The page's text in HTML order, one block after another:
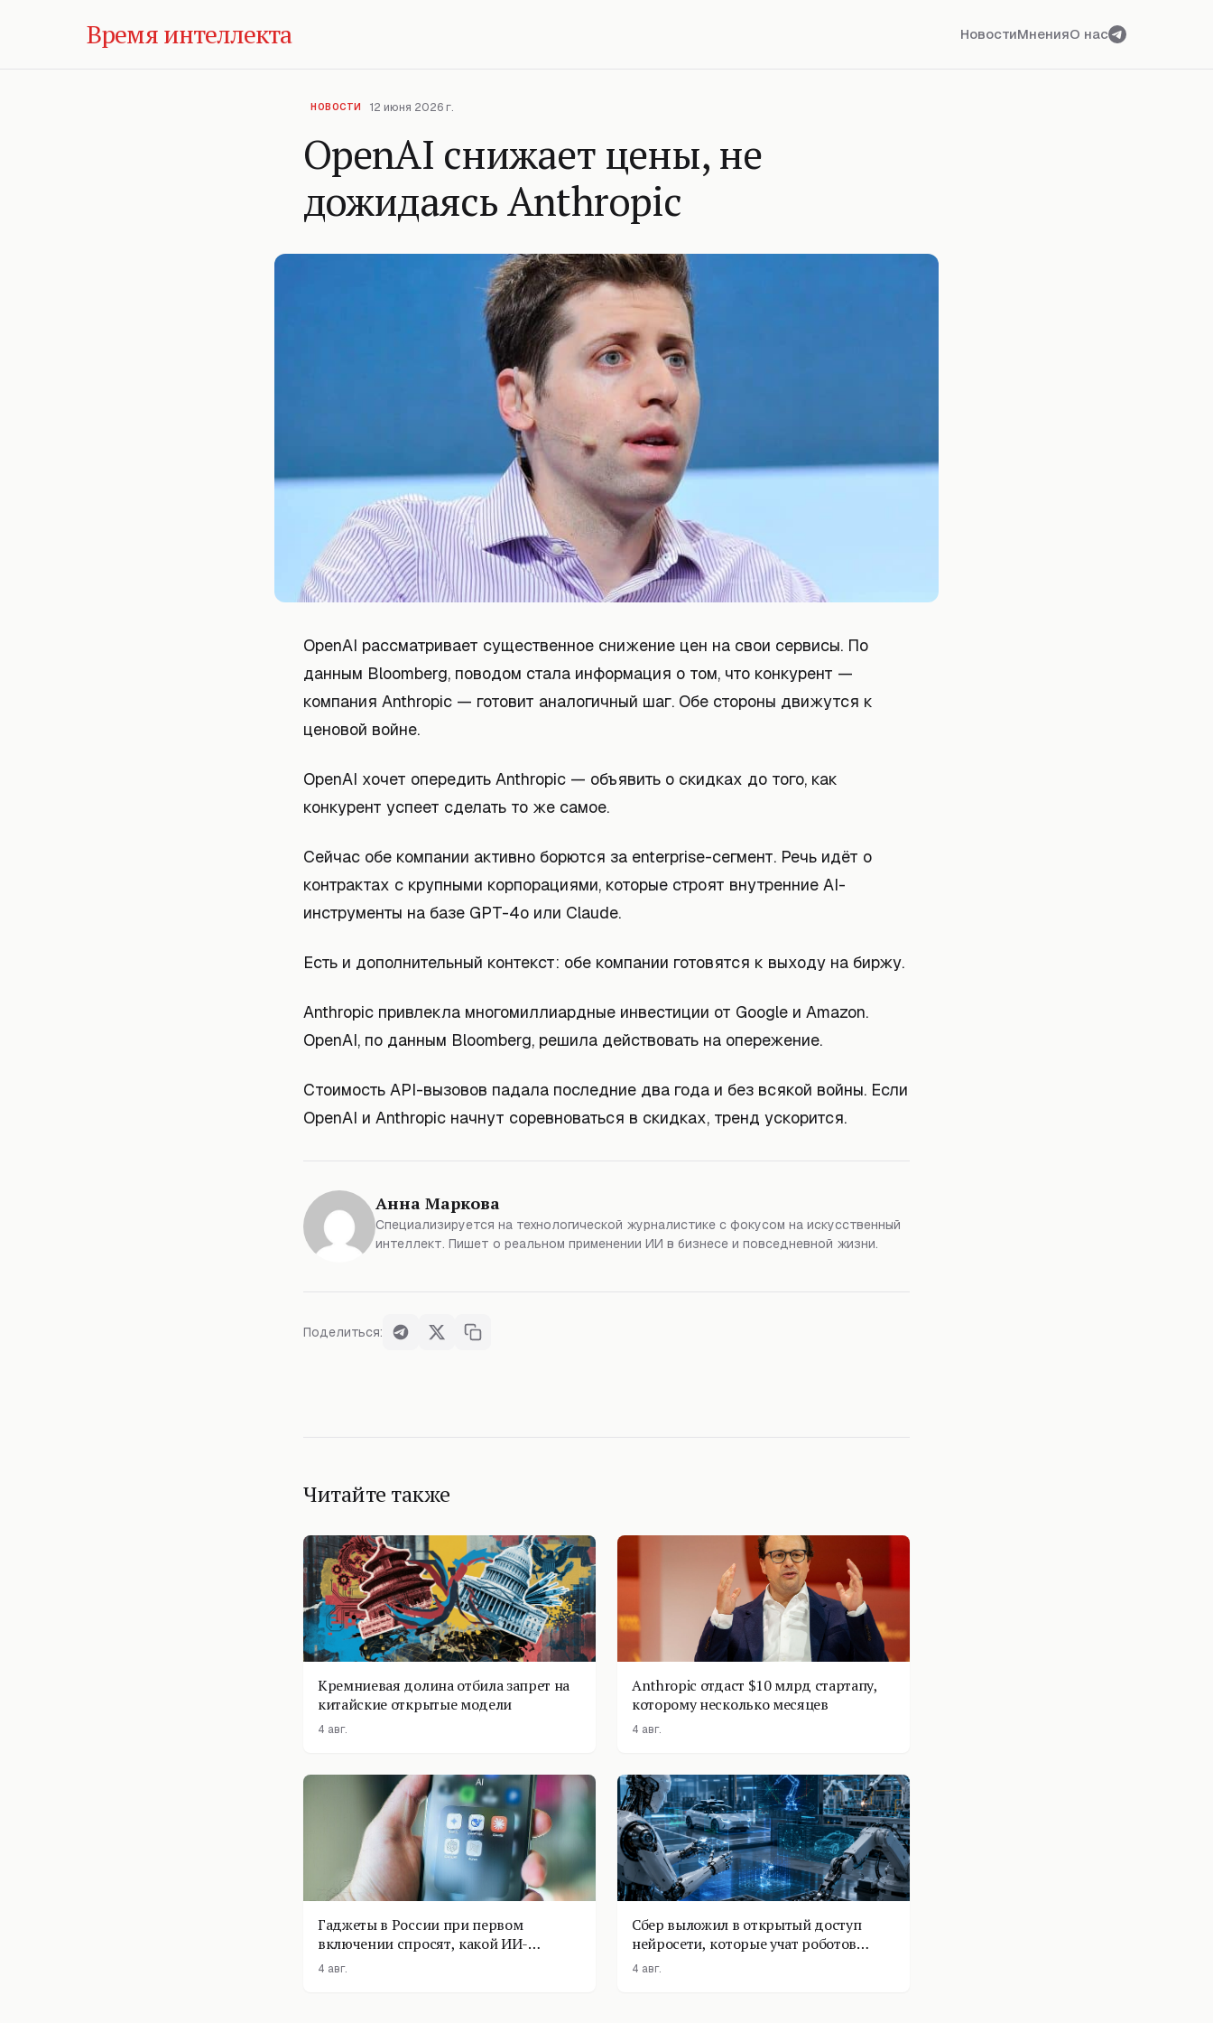
Время интеллекта НовостиМненияО нас
НОВОСТИ 12 июня 2026 г.
OpenAI снижает цены, не
дожидаясь Anthropic
OpenAI рассматривает существенное снижение цен на свои сервисы. По
данным Bloomberg, поводом стала информация о том, что конкурент —
компания Anthropic — готовит аналогичный шаг. Обе стороны движутся к
ценовой войне.
OpenAI хочет опередить Anthropic — объявить о скидках до того, как
конкурент успеет сделать то же самое.
Сейчас обе компании активно борются за enterprise-сегмент. Речь идёт о
контрактах с крупными корпорациями, которые строят внутренние AI-
инструменты на базе GPT-4o или Claude.
Есть и дополнительный контекст: обе компании готовятся к выходу на биржу.
Anthropic привлекла многомиллиардные инвестиции от Google и Amazon.
OpenAI, по данным Bloomberg, решила действовать на опережение.
Стоимость API-вызовов падала последние два года и без всякой войны. Если
OpenAI и Anthropic начнут соревноваться в скидках, тренд ускорится.
Анна Маркова
Специализируется на технологической журналистике с фокусом на искусственный
интеллект. Пишет о реальном применении ИИ в бизнесе и повседневной жизни.
Поделиться:
Читайте также
Кремниевая долина отбила запрет на
китайские открытые модели
4 авг.
Anthropic отдаст $10 млрд стартапу,
которому несколько месяцев
4 авг.
Гаджеты в России при первом
включении спросят, какой ИИ-
помощник поставить
4 авг.
Сбер выложил в открытый доступ
нейросети, которые учат роботов
физике
4 авг.